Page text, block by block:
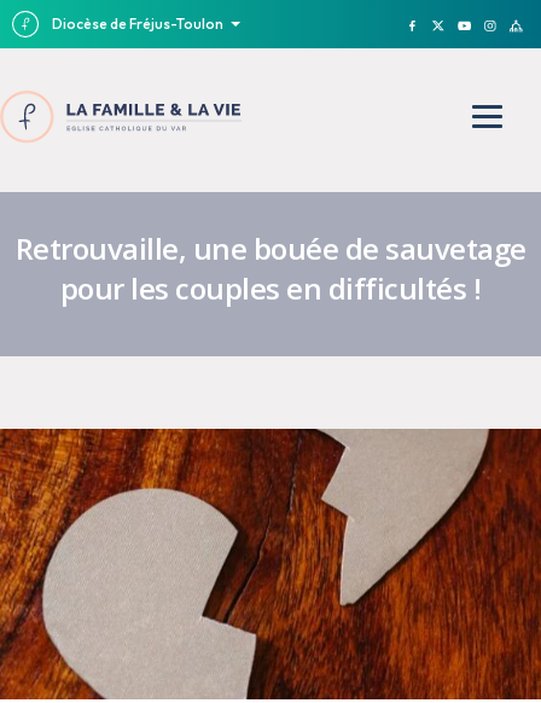
Diocèse de Fréjus-Toulon
Retrouvaille, une bouée de sauvetage
pour les couples en difficultés !